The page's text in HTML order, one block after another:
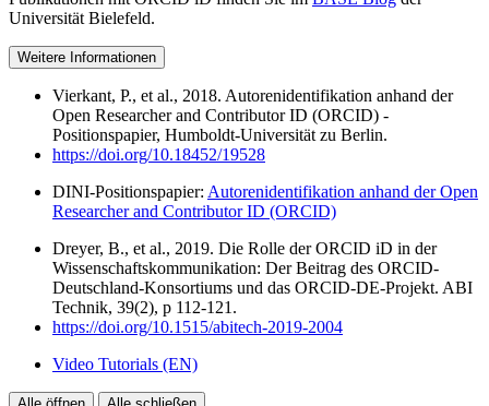
Universität Bielefeld.
Weitere Informationen
Vierkant, P., et al., 2018. Autorenidentifikation anhand der
Open Researcher and Contributor ID (ORCID) -
Positionspapier, Humboldt-Universität zu Berlin.
https://doi.org/10.18452/19528
DINI-Positionspapier: Autorenidentifikation anhand der Open
Researcher and Contributor ID (ORCID)
Dreyer, B., et al., 2019. Die Rolle der ORCID iD in der
Wissenschaftskommunikation: Der Beitrag des ORCID-
Deutschland-Konsortiums und das ORCID-DE-Projekt. ABI
Technik, 39(2), p 112-121.
https://doi.org/10.1515/abitech-2019-2004
Video Tutorials (EN)